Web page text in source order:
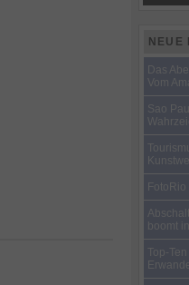
NEUE
Das
Vom
Sao
boomt
Top-